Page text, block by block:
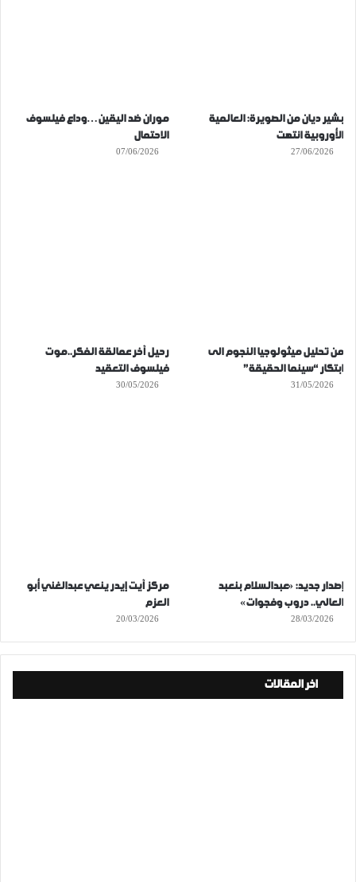
بشير ديان من الصويرة: العالمية
الأوروبية انتهت
27/06/2026
موران ضد اليقين…وداع فيلسوف
الاحتمال
07/06/2026
من تحليل ميثولوجيا النجوم الى
ابتكار “سينما الحقيقة”
31/05/2026
رحيل آخر عمالقة الفكر..موت
فيلسوف التعقيد
30/05/2026
إصدار جديد: «عبدالسلام بنعبد
العالي.. دروب وفجوات»
28/03/2026
مركز آيت إيدر ينعي عبدالغني أبو
العزم
20/03/2026
اخر المقالات